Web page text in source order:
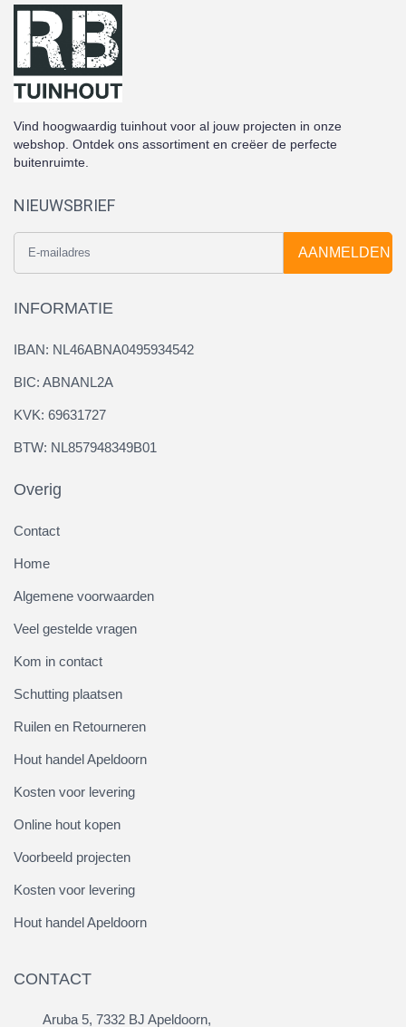
Vind hoogwaardig tuinhout voor al jouw projecten in onze
webshop. Ontdek ons assortiment en creëer de perfecte
buitenruimte.
NIEUWSBRIEF
AANMELDEN
INFORMATIE
IBAN: NL46ABNA0495934542
BIC: ABNANL2A
KVK: 69631727
BTW: NL857948349B01
Overig
Contact
Home
Algemene voorwaarden
Veel gestelde vragen
Kom in contact
Schutting plaatsen
Ruilen en Retourneren
Hout handel Apeldoorn
Kosten voor levering
Online hout kopen
Voorbeeld projecten
Kosten voor levering
Hout handel Apeldoorn
CONTACT
Aruba 5, 7332 BJ Apeldoorn,